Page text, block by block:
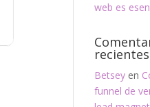
web es
recientes
Betsey en
funnel de